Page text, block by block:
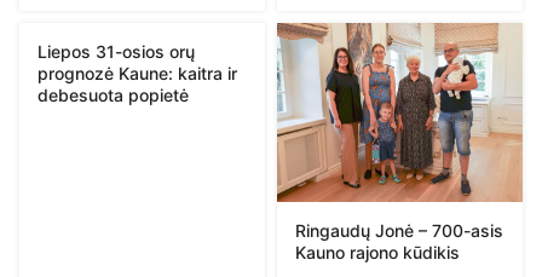
Liepos 31-osios orų
prognozė Kaune: kaitra ir
debesuota popietė
Ringaudų Jonė – 700-asis
Kauno rajono kūdikis